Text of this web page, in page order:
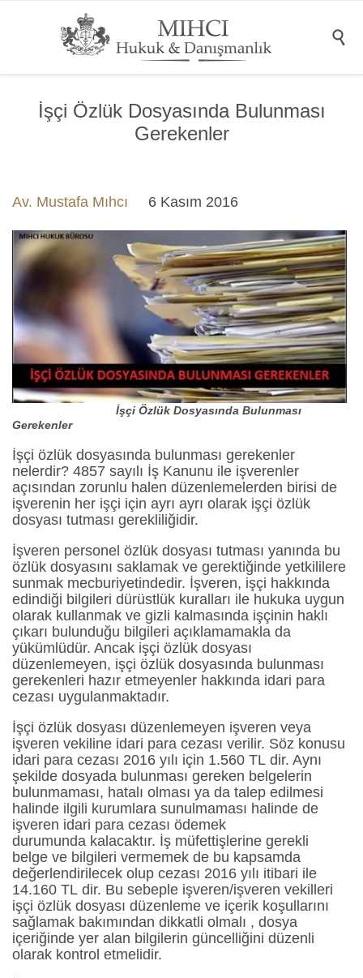

İşçi Özlük Dosyasında Bulunması
Gerekenler
Av. Mustafa Mıhcı 6 Kasım 2016
İşçi Özlük Dosyasında Bulunması
Gerekenler
İşçi özlük dosyasında bulunması gerekenler
nelerdir? 4857 sayılı İş Kanunu ile işverenler
açısından zorunlu halen düzenlemelerden birisi de
işverenin her işçi için ayrı ayrı olarak işçi özlük
dosyası tutması gerekliliğidir.
İşveren personel özlük dosyası tutması yanında bu
özlük dosyasını saklamak ve gerektiğinde yetkililere
sunmak mecburiyetindedir. İşveren, işçi hakkında
edindiği bilgileri dürüstlük kuralları ile hukuka uygun
olarak kullanmak ve gizli kalmasında işçinin haklı
çıkarı bulunduğu bilgileri açıklamamakla da
yükümlüdür. Ancak işçi özlük dosyası
düzenlemeyen, işçi özlük dosyasında bulunması
gerekenleri hazır etmeyenler hakkında idari para
cezası uygulanmaktadır.
İşçi özlük dosyası düzenlemeyen işveren veya
işveren vekiline idari para cezası verilir. Söz konusu
idari para cezası 2016 yılı için 1.560 TL dir. Aynı
şekilde dosyada bulunması gereken belgelerin
bulunmaması, hatalı olması ya da talep edilmesi
halinde ilgili kurumlara sunulmaması halinde de
işveren idari para cezası ödemek
durumunda kalacaktır. İş müfettişlerine gerekli
belge ve bilgileri vermemek de bu kapsamda
değerlendirilecek olup cezası 2016 yılı itibari ile
14.160 TL dir. Bu sebeple işveren/işveren vekilleri
işçi özlük dosyası düzenleme ve içerik koşullarını
sağlamak bakımından dikkatli olmalı , dosya
içeriğinde yer alan bilgilerin güncelliğini düzenli
olarak kontrol etmelidir.